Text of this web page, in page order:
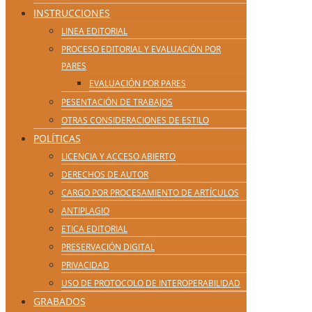
INSTRUCCIONES
LINEA EDITORIAL
PROCESO EDITORIAL Y EVALUACIÓN POR
PARES
EVALUACIÓN POR PARES
PESENTACIÓN DE TRABAJOS
OTRAS CONSIDERACIONES DE ESTILO
POLÍTICAS
LICENCIA Y ACCESO ABIERTO
DERECHOS DE AUTOR
CARGO POR PROCESAMIENTO DE ARTÍCULOS
ANTIPLAGIO
ETICA EDITORIAL
PRESERVACIÓN DIGITAL
PRIVACIDAD
USO DE PROTOCOLO DE INTEROPERABILIDAD
GRABADOS